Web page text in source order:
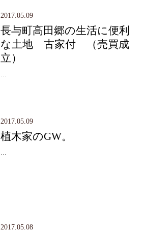
2017.05.09
長与町高田郷の生活に便利
な土地 古家付 （売買成
立）
2017.05.09
植木家のGW。
2017.05.08